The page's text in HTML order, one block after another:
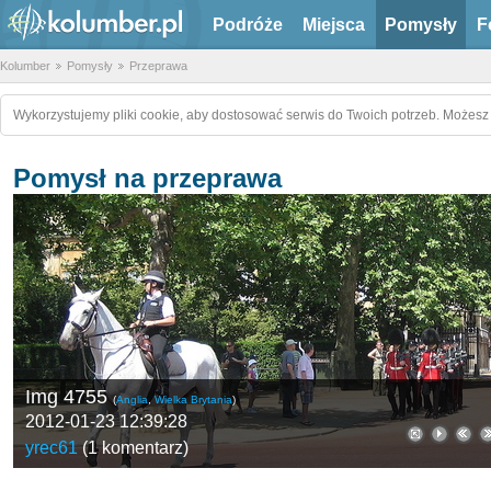
Podróże Miejsca Pomysły
Kolumber Pomysły Przeprawa
Wykorzystujemy pliki cookie, aby dostosować serwis do Twoich potrzeb.
Pomysł na przeprawa
Img 4755 (Anglia,Wielka Brytania)
2012-01-23 12:39:28
yrec61(1 komentarz)